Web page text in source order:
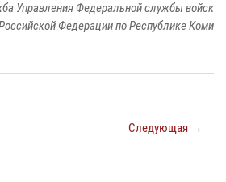
Управления Федеральной службы войск
Федерации по Республике Коми
Следующая →